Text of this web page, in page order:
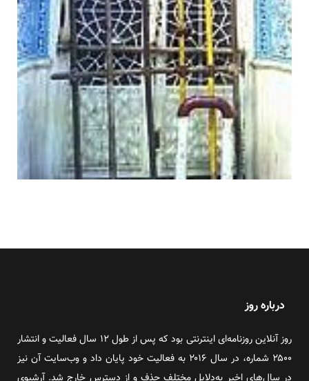
درباره روز
روز آنلاین روزنامه‌ای اینترنتی بود که پس از طول ۱۲ سال فعالیت و انتشار
۲۵۰۰ شماره، در سال ۲۰۱۶ به فعالیت خود پایان داد و وب‌سایت آن نیز